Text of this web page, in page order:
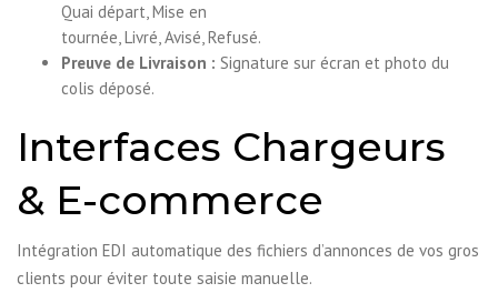
Quai départ, Mise en
tournée, Livré, Avisé, Refusé.
Preuve de Livraison : Signature sur écran et photo du
colis déposé.
Interfaces Chargeurs
& E-commerce
Intégration EDI automatique des fichiers d’annonces de vos gros
clients pour éviter toute saisie manuelle.